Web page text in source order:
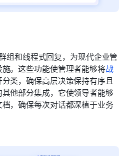
组和线程式回复，为现代企业管
。这些功能使管理者能够将战
类，确保高层决策保持有序且
他部分集成，它使领导者能够
，确保每次对话都深植于业务